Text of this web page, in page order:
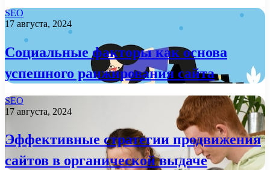
SEO
17 августа, 2024
Социальные факторы как основа
успешного ранжирования сайта
SEO
17 августа, 2024
Эффективные стратегии продвижения
сайтов в органической выдаче